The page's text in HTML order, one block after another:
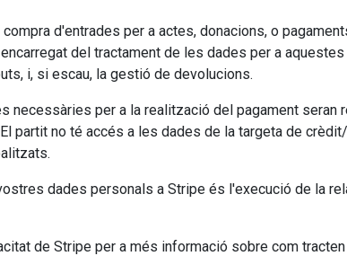
d'entrades per a actes, donacions, o
del tractament de les dades per a
i, si escau, la gestió de devolucions.
necessàries per a la realització del pagament
partit no té accés a les dades de la targeta de
dades personals a Stripe és l'execució de la
de Stripe per a més informació sobre com